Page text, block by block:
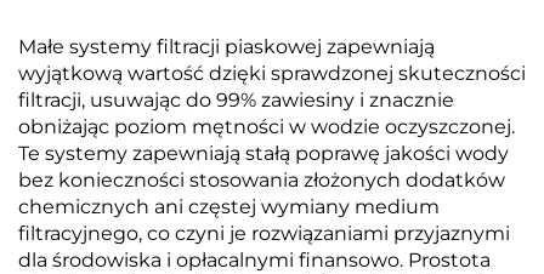
Małe systemy filtracji piaskowej zapewniają
wyjątkową wartość dzięki sprawdzonej skuteczności
filtracji, usuwając do 99% zawiesiny i znacznie
obniżając poziom mętności w wodzie oczyszczonej.
Te systemy zapewniają stałą poprawę jakości wody
bez konieczności stosowania złożonych dodatków
chemicznych ani częstej wymiany medium
filtracyjnego, co czyni je rozwiązaniami przyjaznymi
dla środowiska i opłacalnymi finansowo. Prostota